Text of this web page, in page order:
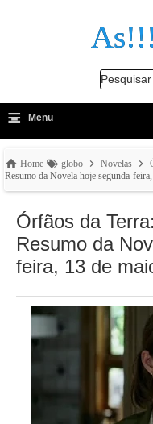
-
≡ Menu
Home globo Novelas
Resumo da Novela hoje segunda-
Órfãos da
Resumo da
feira, 13 de